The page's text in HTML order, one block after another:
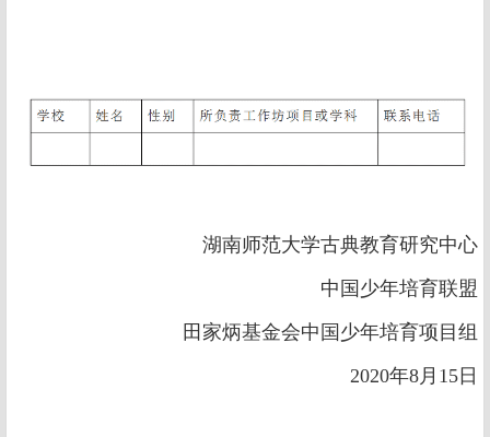
湖南师范大学古典教育研究中心
中国少年培育联盟
田家炳基金会中国少年培育项目组
2020年8月15日